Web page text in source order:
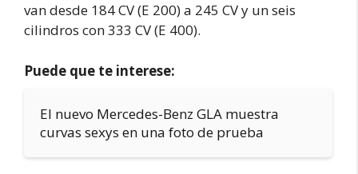
van desde 184 CV (E 200) a 245 CV y un seis
cilindros con 333 CV (E 400).
Puede que te interese:
El nuevo Mercedes-Benz GLA muestra
curvas sexys en una foto de prueba